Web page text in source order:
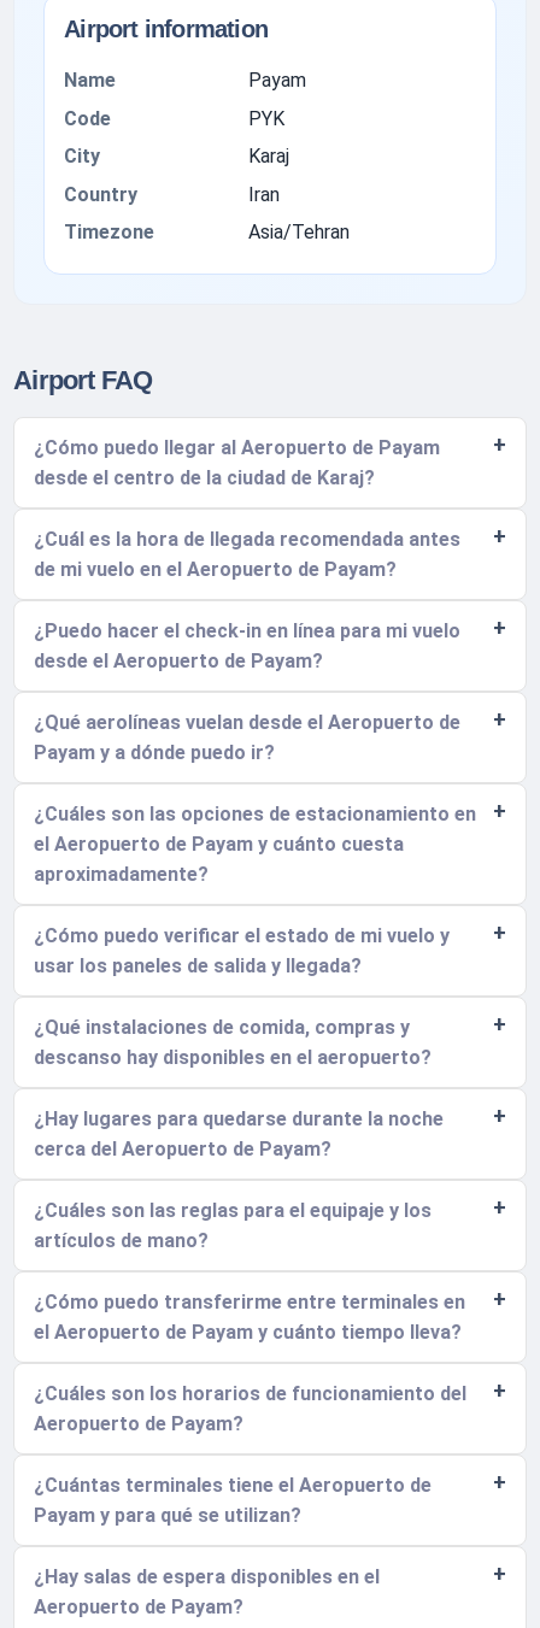
Airport information
Name
Payam
Code
PYK
City
Karaj
Country
Iran
Timezone
Asia/Tehran
Airport FAQ
¿Cómo puedo llegar al Aeropuerto de Payam
desde el centro de la ciudad de Karaj?
¿Cuál es la hora de llegada recomendada antes
de mi vuelo en el Aeropuerto de Payam?
¿Puedo hacer el check-in en línea para mi vuelo
desde el Aeropuerto de Payam?
¿Qué aerolíneas vuelan desde el Aeropuerto de
Payam y a dónde puedo ir?
¿Cuáles son las opciones de estacionamiento en
el Aeropuerto de Payam y cuánto cuesta
aproximadamente?
¿Cómo puedo verificar el estado de mi vuelo y
usar los paneles de salida y llegada?
¿Qué instalaciones de comida, compras y
descanso hay disponibles en el aeropuerto?
¿Hay lugares para quedarse durante la noche
cerca del Aeropuerto de Payam?
¿Cuáles son las reglas para el equipaje y los
artículos de mano?
¿Cómo puedo transferirme entre terminales en
el Aeropuerto de Payam y cuánto tiempo lleva?
¿Cuáles son los horarios de funcionamiento del
Aeropuerto de Payam?
¿Cuántas terminales tiene el Aeropuerto de
Payam y para qué se utilizan?
¿Hay salas de espera disponibles en el
Aeropuerto de Payam?